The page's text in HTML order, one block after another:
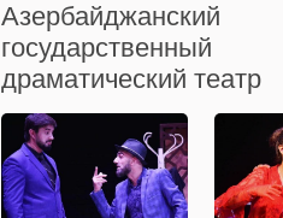
Азербайджанский
государственный
драматический театр